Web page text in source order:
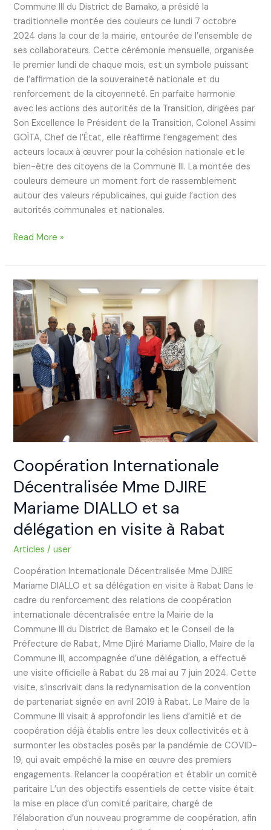
Commune III du District de Bamako, a présidé la
traditionnelle montée des couleurs ce lundi 7 octobre
2024 dans la cour de la mairie, entourée de l’ensemble de
ses collaborateurs. Cette cérémonie mensuelle, organisée
le premier lundi de chaque mois, est un symbole puissant
de l’affirmation de la souveraineté nationale et du
renforcement de la citoyenneté. En parfaite harmonie
avec les actions des autorités de la Transition, dirigées par
Son Excellence le Président de la Transition, Colonel Assimi
GOÏTA, Chef de l’État, elle réaffirme l’engagement des
acteurs locaux à œuvrer pour la cohésion nationale et le
bien-être des citoyens de la Commune III. La montée des
couleurs demeure un moment fort de rassemblement
autour des valeurs républicaines, qui guide l’action des
autorités communales et nationales.
Read More »
Coopération Internationale
Décentralisée Mme DJIRE
Mariame DIALLO et sa
délégation en visite à Rabat
Articles /user
Coopération Internationale Décentralisée Mme DJIRE
Mariame DIALLO et sa délégation en visite à Rabat Dans le
cadre du renforcement des relations de coopération
internationale décentralisée entre la Mairie de la
Commune III du District de Bamako et le Conseil de la
Préfecture de Rabat, Mme Djiré Mariame Diallo, Maire de la
Commune III, accompagnée d’une délégation, a effectué
une visite officielle à Rabat du 28 mai au 7 juin 2024. Cette
visite, s’inscrivait dans la redynamisation de la convention
de partenariat signée en avril 2019 à Rabat. Le Maire de la
Commune III visait à approfondir les liens d’amitié et de
coopération déjà établis entre les deux collectivités et à
surmonter les obstacles posés par la pandémie de COVID-
19, qui avait empêché la mise en œuvre des premiers
engagements. Relancer la coopération et établir un comité
paritaire L’un des objectifs essentiels de cette visite était
la mise en place d’un comité paritaire, chargé de
l’élaboration d’un nouveau programme de coopération, afin
Coopération
Internationale
Décentralisée
Mme
DJIRE
Mariame
DIALLO
et
délégation
en
visite
à
Rabat